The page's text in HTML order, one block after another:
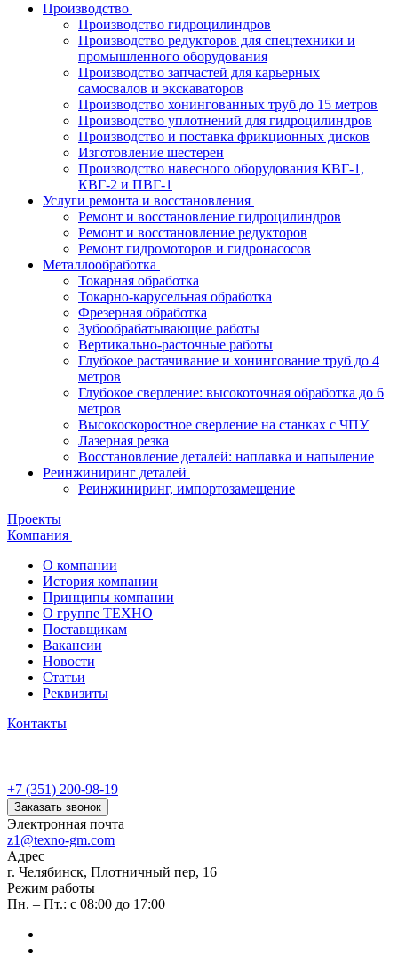
Производство
Производство гидроцилиндров
Производство редукторов для спецтехники и
промышленного оборудования
Производство запчастей для карьерных
самосвалов и экскаваторов
Производство хонингованных труб до 15 метров
Производство уплотнений для гидроцилиндров
Производство и поставка фрикционных дисков
Изготовление шестерен
Производство навесного оборудования КВГ-1,
КВГ-2 и ПВГ-1
Услуги ремонта и восстановления
Ремонт и восстановление гидроцилиндров
Ремонт и восстановление редукторов
Ремонт гидромоторов и гидронасосов
Металлообработка
Токарная обработка
Токарно-карусельная обработка
Фрезерная обработка
Зубообрабатывающие работы
Вертикально-расточные работы
Глубокое растачивание и хонингование труб до 4
метров
Глубокое сверление: высокоточная обработка до 6
метров
Высокоскоростное сверление на станках с ЧПУ
Лазерная резка
Восстановление деталей: наплавка и напыление
Реинжиниринг деталей
Реинжиниринг, импортозамещение
Проекты
Компания
О компании
История компании
Принципы компании
О группе ТЕХНО
Поставщикам
Вакансии
Новости
Статьи
Реквизиты
Контакты
+7 (351) 200-98-19
Заказать звонок
Электронная почта
z1@texno-gm.com
Адрес
г. Челябинск, Плотничный пер, 16
Режим работы
Пн. – Пт.: с 08:00 до 17:00